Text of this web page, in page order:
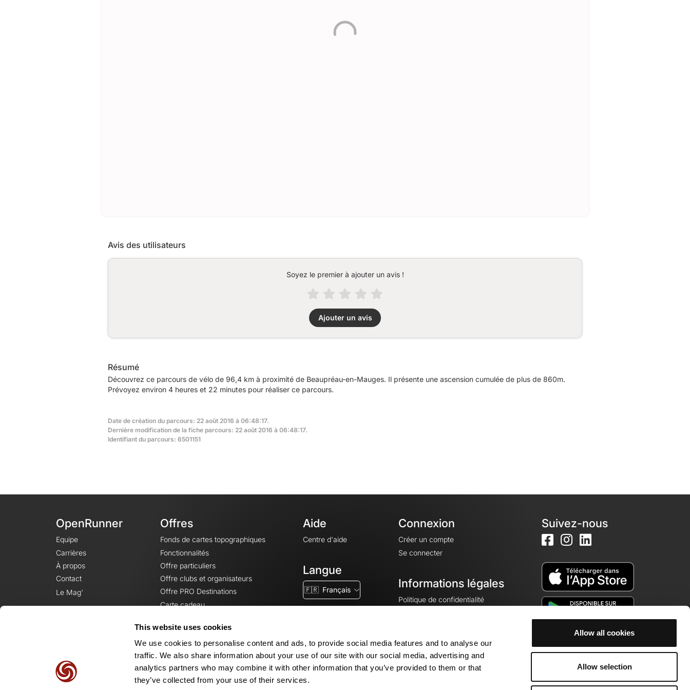
This website uses cookies
We use cookies to personalise content and ads, to provide social media features and to analyse our
traffic. We also share information about your use of our site with our social media, advertising and
analytics partners who may combine it with other information that you’ve provided to them or that
they’ve collected from your use of their services.
Allow all cookies
Allow selection
Avis des utilisateurs
Soyez le premier à ajouter un avis !
Ajouter un avis
Résumé
Découvrez ce parcours de vélo de 96,4 km à proximité de Beaupréau-en-Mauges. Il présente une ascension cumulée de plus de 860m.
Prévoyez environ 4 heures et 22 minutes pour réaliser ce parcours.
Date de création du parcours: 22 août 2016 à 06:48:17.
Dernière modification de la fiche parcours: 22 août 2016 à 06:48:17.
Identifiant du parcours: 6501151
OpenRunner
Equipe
Carrières
À propos
Contact
Le Mag'
Offres
Fonds de cartes topographiques
Fonctionnalités
Offre particuliers
Offre clubs et organisateurs
Offre PRO Destinations
Carte cadeau
Aide
Centre d'aide
Langue
🇫🇷 Français
Connexion
Créer un compte
Se connecter
Informations légales
Politique de confidentialité
Mentions légales
Paramètres des cookies
Suivez-nous